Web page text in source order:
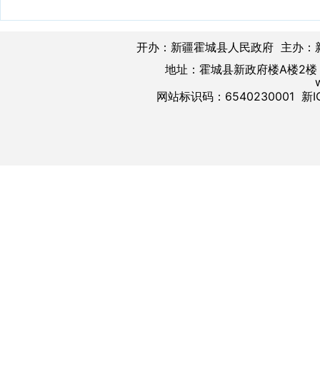
开办：新疆霍城县人民政府 主办
地址：霍城县新政府楼A楼
网站标识码：6540230001 新